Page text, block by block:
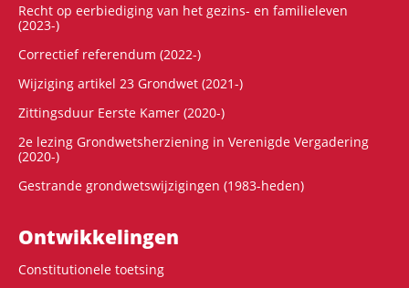
Recht op eerbiediging van het gezins- en familieleven
(2023-)
Correctief referendum (2022-)
Wijziging artikel 23 Grondwet (2021-)
Zittingsduur Eerste Kamer (2020-)
2e lezing Grondwetsherziening in Verenigde Vergadering
(2020-)
Gestrande grondwetswijzigingen (1983-heden)
Ontwikke­lingen
Constitutionele toetsing